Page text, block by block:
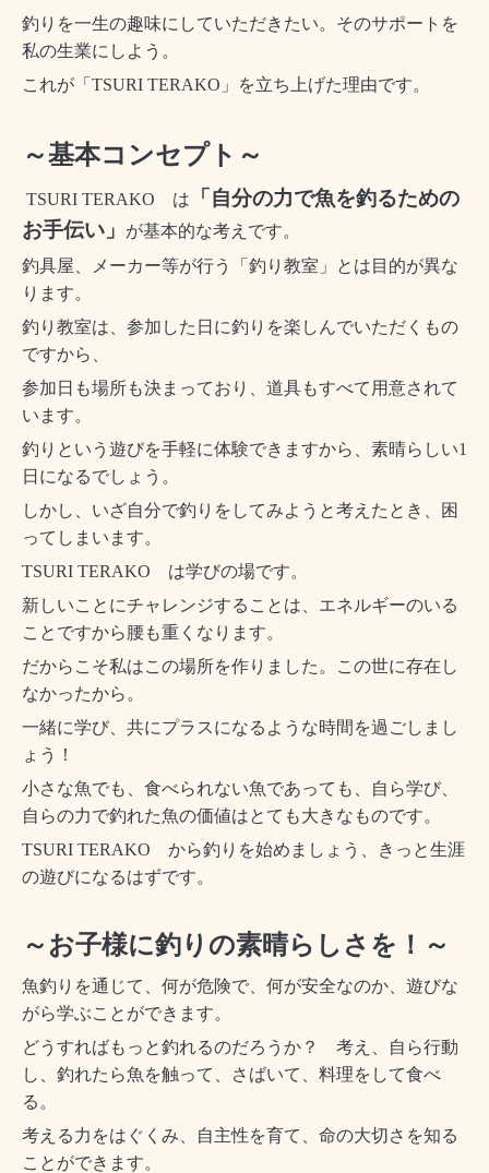
釣りを一生の趣味にしていただきたい。そのサポートを
私の生業にしよう。
これが「TSURI TERAKO」を立ち上げた理由です。
～基本コンセプト～
TSURI TERAKO は
「自分の力で魚を釣るための
お手伝い」
が基本的な考えです。
釣具屋、メーカー等が行う「釣り教室」とは目的が異な
ります。
釣り教室は、参加した日に釣りを楽しんでいただくもの
ですから、
参加日も場所も決まっており、道具もすべて用意されて
います。
釣りという遊びを手軽に体験できますから、素晴らしい1
日になるでしょう。
しかし、いざ自分で釣りをしてみようと考えたとき、困
ってしまいます。
TSURI TERAKO は学びの場です。
新しいことにチャレンジすることは、エネルギーのいる
ことですから腰も重くなります。
だからこそ私はこの場所を作りました。この世に存在し
なかったから。
一緒に学び、共にプラスになるような時間を過ごしまし
ょう！
小さな魚でも、食べられない魚であっても、自ら学び、
自らの力で釣れた魚の価値はとても大きなものです。
TSURI TERAKO から釣りを始めましょう、きっと生涯
の遊びになるはずです。
～お子様に釣りの素晴らしさを！～
魚釣りを通じて、何が危険で、何が安全なのか、遊びな
がら学ぶことができます。
どうすればもっと釣れるのだろうか？ 考え、自ら行動
し、釣れたら魚を触って、さばいて、料理をして食べ
る。
考える力をはぐくみ、自主性を育て、命の大切さを知る
ことができます。